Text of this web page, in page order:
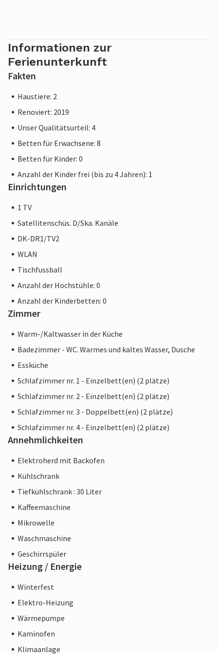
Informationen zur
Ferienunterkunft
Fakten
Haustiere: 2
Renoviert: 2019
Unser Qualitätsurteil: 4
Betten für Erwachsene: 8
Betten für Kinder: 0
Anzahl der Kinder frei (bis zu 4 Jahren): 1
Einrichtungen
1 TV
Satellitenschüs. D/Ska. Kanäle
DK-DR1/TV2
WLAN
Tischfussball
Anzahl der Hochstühle: 0
Anzahl der Kinderbetten: 0
Zimmer
Warm-/Kaltwasser in der Küche
Badezimmer - WC. Warmes und kaltes Wasser, Dusche
Essküche
Schlafzimmer nr. 1 - Einzelbett(en) (2 plätze)
Schlafzimmer nr. 2 - Einzelbett(en) (2 plätze)
Schlafzimmer nr. 3 - Doppelbett(en) (2 plätze)
Schlafzimmer nr. 4 - Einzelbett(en) (2 plätze)
Annehmlichkeiten
Elektroherd mit Backofen
Kühlschrank
Tiefkühlschrank : 30 Liter
Kaffeemaschine
Mikrowelle
Waschmaschine
Geschirrspüler
Heizung / Energie
Winterfest
Elektro-Heizung
Wärmepumpe
Kaminofen
Klimaanlage